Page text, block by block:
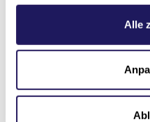
Weitere Informationen
.Alle
Waldkrankenhaus die
und Krankenpflege.
Ausbildungsstätte
Über die
Diakonie